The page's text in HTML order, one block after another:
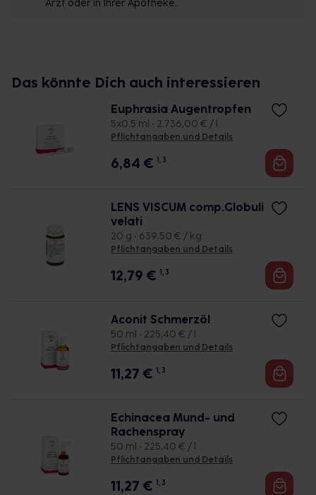
Arzt oder in Ihrer Apotheke.
Das könnte Dich auch interessieren
Euphrasia Augentropfen
5x0.5 ml • 2.736,00 € / l
Pflichtangaben und Details
6,84 € 1, 3
LENS VISCUM comp.Globuli
velati
20 g • 639,50 € / kg
Pflichtangaben und Details
12,79 € 1, 3
Aconit Schmerzöl
50 ml • 225,40 € / l
Pflichtangaben und Details
11,27 € 1, 3
Echinacea Mund- und
Rachenspray
50 ml • 225,40 € / l
Pflichtangaben und Details
11,27 € 1, 3